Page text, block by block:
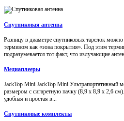
Спутниковая антенна
Разницу в диаметре спутниковых тарелок
термином как «зона покрытия». Под этим
подразумевается тот факт, что излучающие
Медиаплееры
JackTop Mini JackTop Mini Ультрапортативный
размером с сигаретную пачку (8,9 x 8,9 x 2,6
удобная и простая в...
Спутниковые комплекты